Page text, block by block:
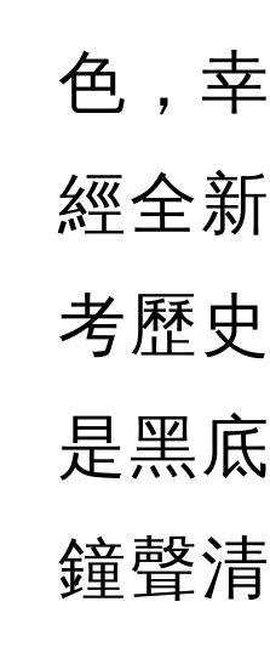
色，
經全
考歷
是黑
鐘聲